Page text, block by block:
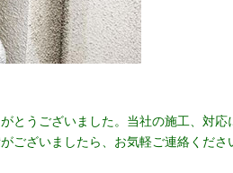
とうございました。当社の施工、対応
ございましたら、お気軽ご連絡くださ